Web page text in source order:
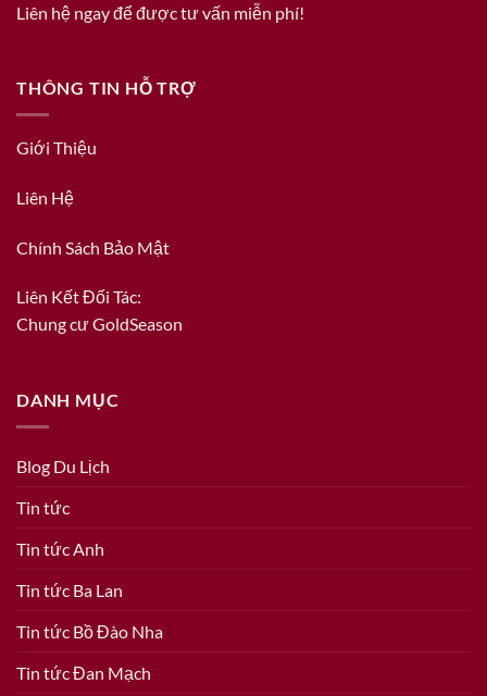
Liên hệ ngay để được tư vấn miễn phí!
THÔNG TIN HỖ TRỢ
Giới Thiệu
Liên Hệ
Chính Sách Bảo Mật
Liên Kết Đối Tác:
Chung cư GoldSeason
DANH MỤC
Blog Du Lịch
Tin tức
Tin tức Anh
Tin tức Ba Lan
Tin tức Bồ Đào Nha
Tin tức Đan Mạch